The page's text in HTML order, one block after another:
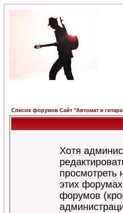
Список форумов Сайт "Автомат и
Хотя
просмотреть
этих
форумов